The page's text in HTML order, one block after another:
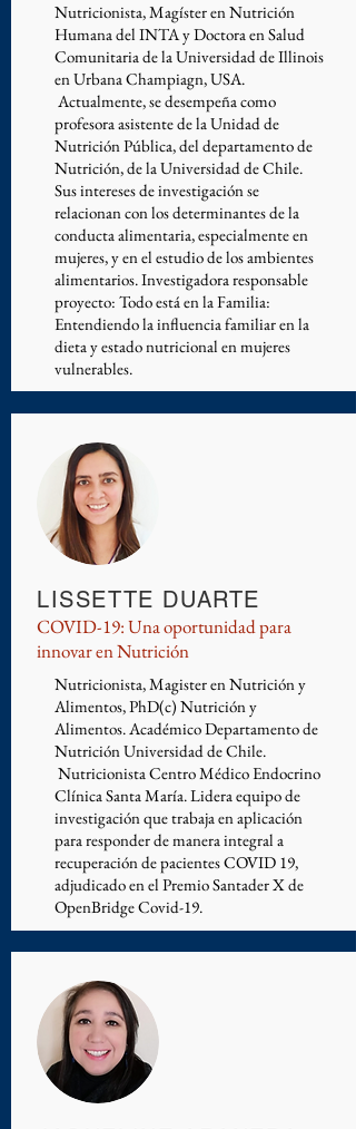
Nutricionista, Magíster en Nutrición
Humana del INTA y Doctora en Salud
Comunitaria de la Universidad de Illinois
en Urbana Champiagn, USA.
Actualmente, se desempeña como
profesora asistente de la Unidad de
Nutrición Pública, del departamento de
Nutrición, de la Universidad de Chile.
Sus intereses de investigación se
relacionan con los determinantes de la
conducta alimentaria, especialmente en
mujeres, y en el estudio de los ambientes
alimentarios. Investigadora responsable
proyecto: Todo está en la Familia:
Entendiendo la influencia familiar en la
dieta y estado nutricional en mujeres
vulnerables.
LISSETTE DUARTE
COVID-19: Una oportunidad para
innovar en Nutrición
Nutricionista, Magister en Nutrición y
Alimentos, PhD(c) Nutrición y
Alimentos. Académico Departamento de
Nutrición Universidad de Chile.
Nutricionista Centro Médico Endocrino
Clínica Santa María. Lidera equipo de
investigación que trabaja en aplicación
para responder de manera integral a
recuperación de pacientes COVID 19,
adjudicado en el Premio Santader X de
OpenBridge Covid-19.